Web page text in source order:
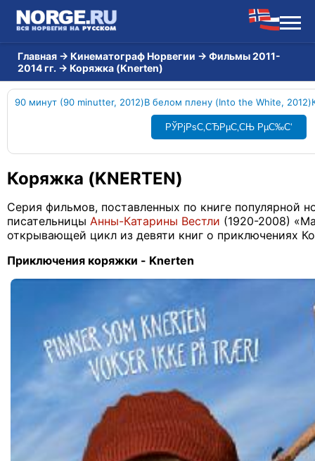
Главная → Кинематограф Норвегии → Фильмы 2011-
2014 гг. → Коряжка (Knerten)
90 минут (90 minutter, 2012)В белом плену (Into the White, 2012)
РЎРјРѕС‚СЂРµС‚СЊ РµС‰С‘
Коряжка (KNERTEN)
Серия фильмов, поставленных по книге популярной
писательницы Анны-Катарины Вестли (1920-2008)
открывающей цикл из девяти книг о приключениях
Приключения коряжки - Knerten